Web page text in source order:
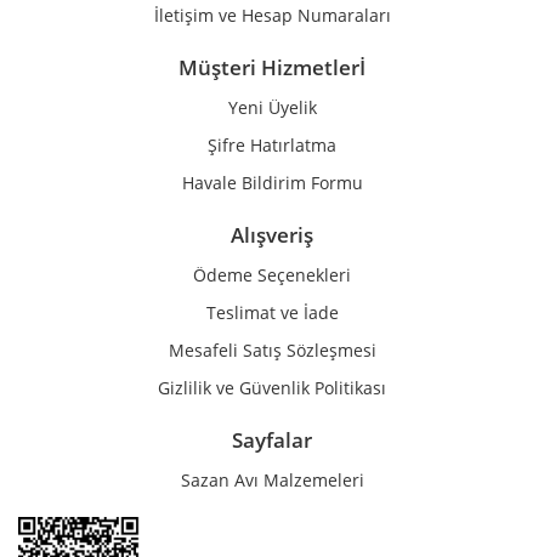
Gönder
İletişim ve Hesap Numaraları
Müşteri Hizmetlerİ
Yeni Üyelik
Şifre Hatırlatma
Havale Bildirim Formu
Alışveriş
Ödeme Seçenekleri
Teslimat ve İade
Mesafeli Satış Sözleşmesi
Gizlilik ve Güvenlik Politikası
Sayfalar
Sazan Avı Malzemeleri